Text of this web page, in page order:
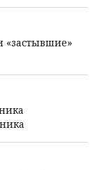
«застывшие»